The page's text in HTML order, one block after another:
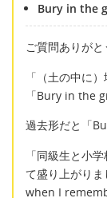
Bury in the
ご質問ありがと
「（土の中に
「Bury in the
過去形だと「
「同級生と小
て盛り上がり
when I